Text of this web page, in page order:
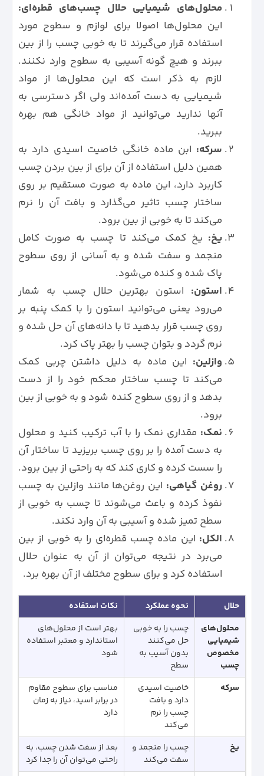
محلول‌های شیمیایی حلال چسب‌های قطره‌ای:
این محلول‌ها اصولا برای لوازم و سطوح مورد
استفاده قرار می‌گیرند تا به خوبی چسب را از بین
ببرند و هیچ گونه آسیبی به سطوح وارد نکنند.
لازم به ذکر است که این محلول‌ها از مواد
شیمیایی به دست آمده‌اند ولی اگر دسترسی به
آنها ندارید می‌توانید از مواد خانگی هم بهره
ببرید.
سرکه: ابن ماده خانگی خاصیت اسیدی دارد به
همین دلیل استفاده از آن برای از بین بردن چسب
کاربرد دارد، این ماده به صورت مستقیم بر روی
ساختار چسب تاثیر می‌گذارد و بافت آن را نرم
می‌کند تا به خوبی از بین برود.
یخ: یخ کمک می‌کند تا چسب به صورت کامل
منجمد و سفت شده و به آسانی از روی سطوح
پاک شده و کنده می‌شود.
استون: استون بهترین حلال چسب به شمار
می‌رود یعنی می‌توانید استون را با کمک پنبه بر
روی چسب قرار بدهید تا با دانه‌های آن حل شده و
نرم گردد و بتوان چسب را بهتر پاک کرد.
وازلین: این ماده به دلیل داشتن چربی کمک
می‌کند تا چسب ساختار محکم خود را از دست
بدهد و از روی سطوح کنده شود و به خوبی از بین
برود.
نمک: مقداری نمک را با آب ترکیب کنید و محلول
به دست آمده را بر روی چسب بریزید تا ساختار آن
را سست کرده و کاری کند که به راحتی از بین برود.
روغن گیاهی: این روغن‌ها مانند وازلین به چسب
نفوذ کرده و باعث می‌شوند تا چسب به خوبی از
سطح تمیز شده و آسیبی به آن وارد نکند.
الکل: این ماده چسب قطره‌ای را به خوبی از بین
می‌برد در نتیجه می‌توان از آن به عنوان حلال
استفاده کرد و برای سطوح مختلف از آن بهره برد.
حلال نحوه عملکرد
نکات استفاده
محلول‌های
شیمیایی
مخصوص
چسب
چسب را به خوبی
حل می‌کنند
بدون آسیب به
سطح
بهتر است از محلول‌های
استاندارد و معتبر استفاده
شود
سرکه
خاصیت اسیدی
دارد و بافت
چسب را نرم
می‌کند
مناسب برای سطوح مقاوم
در برابر اسید، نیاز به زمان
دارد
یخ
چسب را منجمد و
سفت می‌کند
بعد از سفت شدن چسب، به
راحتی می‌توان آن را جدا کرد